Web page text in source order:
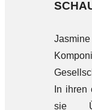
In ihren
sie